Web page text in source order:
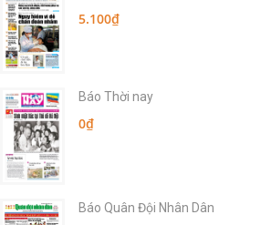
5.100₫
Báo Thời nay
0₫
Báo Quân Đội Nhân Dân